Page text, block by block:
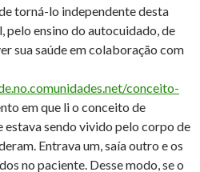
torná-lo independente desta
pelo ensino do autocuidado, de
sua saúde em colaboração com
conceito-
em que li o conceito de
estava sendo vivido pelo corpo de
Entrava um, saía outro e os
no paciente. Desse modo, se o